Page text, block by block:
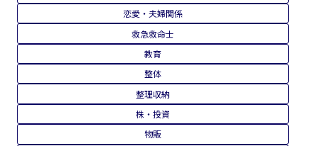
恋愛・夫婦関係
救急救命士
教育
整体
整理収納
株・投資
物販